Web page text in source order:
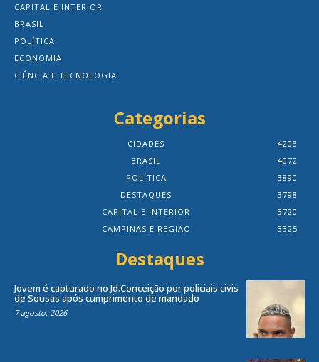
CAPITAL E INTERIOR
BRASIL
POLÍTICA
ECONOMIA
CIÊNCIA E TECNOLOGIA
Categorias
CIDADES
4208
BRASIL
4072
POLÍTICA
3890
DESTAQUES
3798
CAPITAL E INTERIOR
3720
CAMPINAS E REGIÃO
3325
Destaques
Jovem é capturado no Jd.Conceição por policiais civis
de Sousas após cumprimento de mandado
7 agosto, 2026